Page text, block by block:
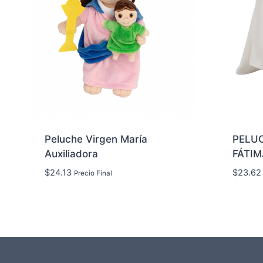
Peluche Virgen María
Auxiliadora
$24.13 Precio Final $23.62